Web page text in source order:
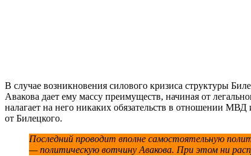
В случае возникновения силового кризиса структуры
Авакова дает ему массу преимуществ, начиная от
налагает на него никаких обязательств в отношении
от Билецкого.
Последний проводит вполне самостоятельную
— политическую вотчину Авакова. При этом ни